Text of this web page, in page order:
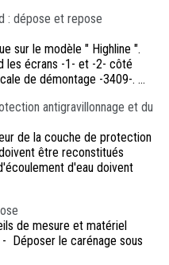
: dépose et repose
sur le modèle " Highline ".
les écrans -1- et -2- côté
de démontage -3409-. ...
antigravillonnage et du
de la couche de protection
être reconstitués
d'eau doivent
de mesure et matériel
Déposer le carénage sous